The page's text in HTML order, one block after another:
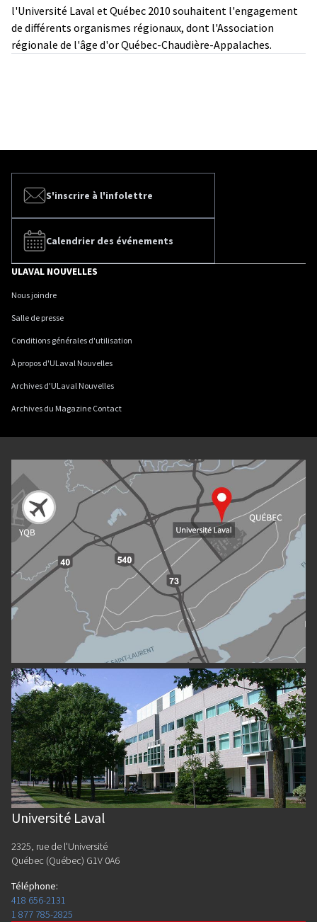
l'Université Laval et Québec 2010 souhaitent l'engagement
de différents organismes régionaux, dont l'Association
régionale de l'âge d'or Québec-Chaudière-Appalaches.
S'inscrire à l'infolettre
Calendrier des événements
ULAVAL NOUVELLES
Nous joindre
Salle de presse
Conditions générales d'utilisation
À propos d'ULaval Nouvelles
Archives d'ULaval Nouvelles
Archives du Magazine Contact
Université Laval
2325, rue de l'Université
Québec (Québec) G1V 0A6
Téléphone:
418 656-2131
1 877 785-2825